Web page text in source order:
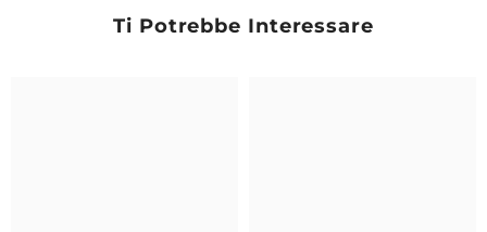
Ti Potrebbe Interessare